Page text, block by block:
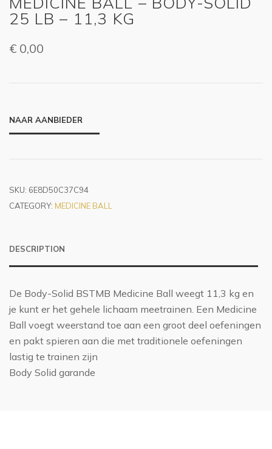
25 LB – 11,3 KG
€ 0,00
NAAR AANBIEDER
SKU: 6E8D50C37C94
CATEGORY: MEDICINE BALL
DESCRIPTION
De Body-Solid BSTMB Medicine Ball weegt 11,3 kg en
je kunt er het gehele lichaam meetrainen. Een Medicine
Ball voegt weerstand toe aan een groot deel oefeningen
en pakt spieren aan die met traditionele oefeningen
lastig te trainen zijn
Body Solid garande